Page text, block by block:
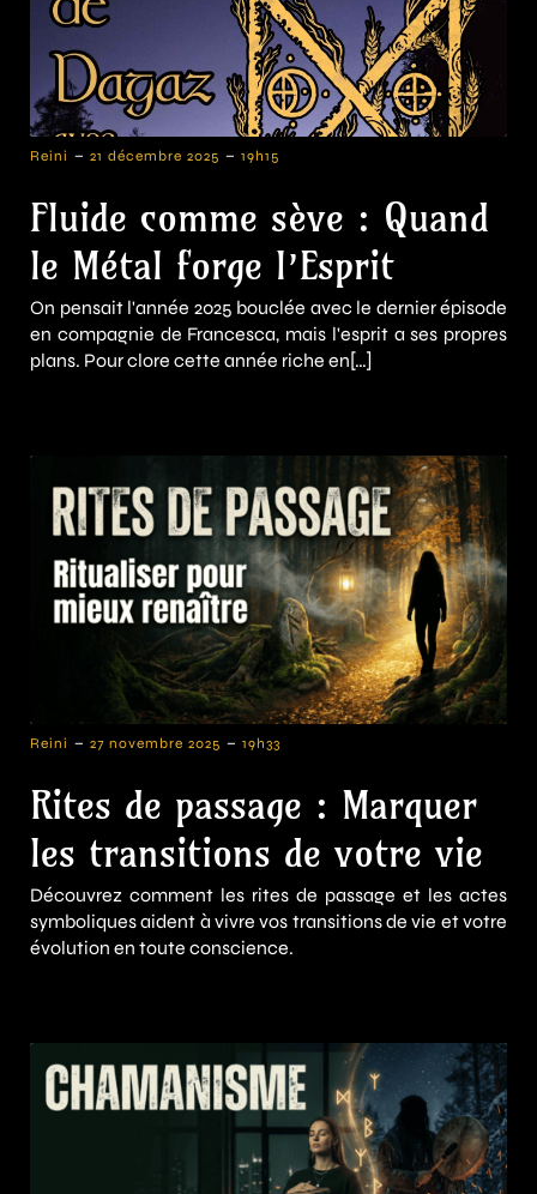
Reini - 21 décembre 2025 - 19h15
Fluide comme sève : Quand
le Métal forge l’Esprit
On pensait l'année 2025 bouclée avec le dernier épisode
en compagnie de Francesca, mais l'esprit a ses propres
plans. Pour clore cette année riche en[…]
Reini - 27 novembre 2025 - 19h33
Rites de passage : Marquer
les transitions de votre vie
Découvrez comment les rites de passage et les actes
symboliques aident à vivre vos transitions de vie et votre
évolution en toute conscience.